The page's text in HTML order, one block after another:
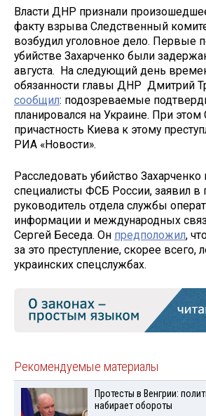
Власти ДНР признали
факту взрыва Следственный
возбудил уголовное дело. Первые
убийстве Захарченко были
августа. На следующий день
обязанности главы ДНР Дмитрий
сообщил: подозреваемые
планировался на Украине. При этом
причастность Киева к этому
РИА «Новости».
Расследовать убийство
специалисты ФСБ России, заявил в
руководитель отдела службы
информации и международных
Сергей Беседа. Он предположил,
за это преступление, скорее всего,
украинских спецслужбах.
Рекомендуемые материалы
Протесты в Венгрии:
набирает обороты